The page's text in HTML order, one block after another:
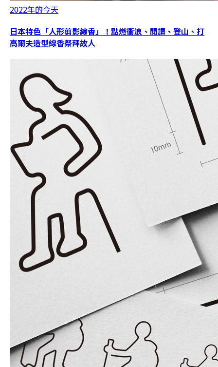
2022年的今天
日本特色「人形剪影線香」！點燃衝浪、閱讀、登山、打
高爾夫造型線香祭拜故人